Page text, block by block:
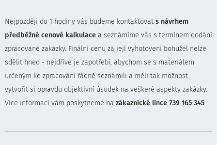
Nejpozději do 1 hodiny vás budeme kontaktovat s návrhem
předběžné cenové kalkulace a seznámíme vás s termínem dodání
zpracované zakázky. Finální cenu za její vyhotovení bohužel nelze
sdělit hned - nejdříve je zapotřebí, abychom se s materiálem
určeným ke zpracování řádně seznámili a měli tak možnost
vytvořit si opravdu objektivní úsudek na veškeré aspekty zakázky.
Více informací vám poskytneme na zákaznické lince 739 165 345.